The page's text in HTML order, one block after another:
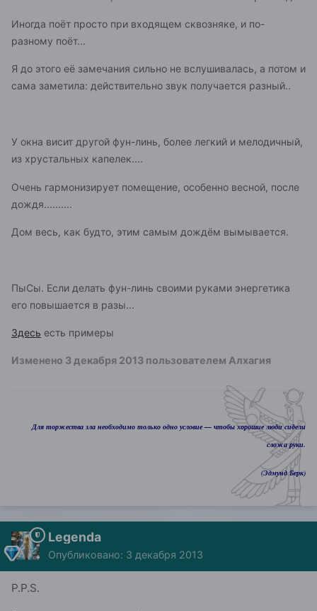
Иногда поёт просто при входящем сквозняке, и по-
разному поёт...
Я до этого её замечания сильно не вслушивалась, а потом и
сама заметила: действительно звук получается разный..
У окна висит другой фун-линь, более легкий и мелодичный,
из хрустальных капелек....
Очень гармонизирует помещение, особенно весной, после
дождя..........
Дом весь, как будто, этим самым дождём вымывается.
ПыСы. Если делать фун-линь своими руками энергетика
его повышается в разы...
Здесь есть примеры
Изменено 3 декабря 2013 пользователем Алхагия
Для торжества зла необходимо только одно условие — чтобы хорошие люди сидели
сложа руки.
(Эдмунд Берк)
Legenda
Опубликовано: 3 декабря 2013
P.P.S.